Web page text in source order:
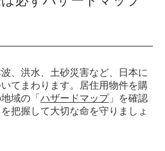
、洪水、土砂災害など、日本に
てまわります。居住用物件を購
域の「 ハザードマップ」を確認
把握して大切な命を守りましょ